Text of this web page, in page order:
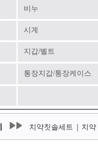
비누
시계
지갑/벨트
통장지갑/통장케이스
치약칫솔세트 치약